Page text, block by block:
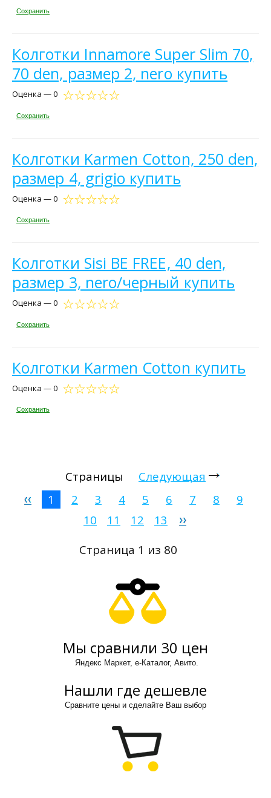
Сохранить
Колготки Innamore Super Slim 70,
70 den, размер 2, nero купить
Оценка — 0
Сохранить
Колготки Karmen Cotton, 250 den,
размер 4, grigio купить
Оценка — 0
Сохранить
Колготки Sisi BE FREE, 40 den,
размер 3, nero/черный купить
Оценка — 0
Сохранить
Колготки Karmen Cotton купить
Оценка — 0
Сохранить
Страницы
Следующая
1
2 3 4 5 6 7 8
9
10
11 12
13
Страница 1 из 80
Мы сравнили 30 цен
Яндекс Маркет, е-Каталог, Авито.
Нашли где дешевле
Сравните цены и сделайте Ваш выбор